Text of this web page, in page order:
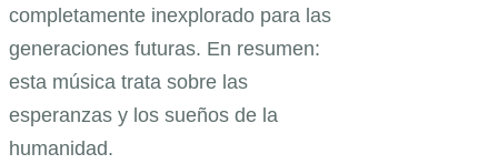
completamente inexplorado para las
generaciones futuras. En resumen:
esta música trata sobre las
esperanzas y los sueños de la
humanidad.